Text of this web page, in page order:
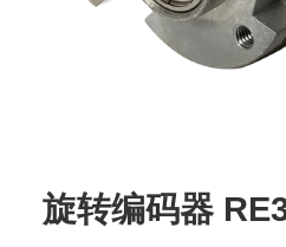
旋转编码器